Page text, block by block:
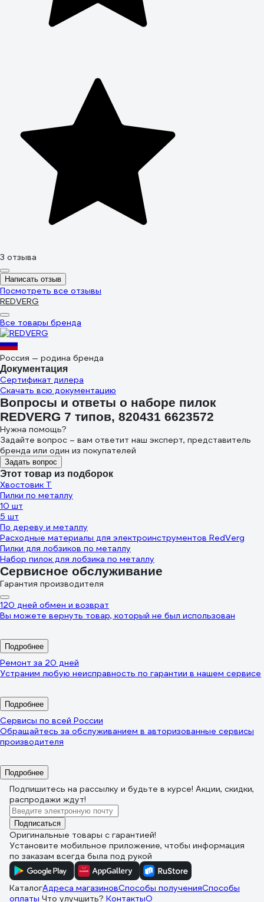
3 отзыва
Написать отзыв
Посмотреть все отзывы
REDVERG
Все товары бренда
Россия — родина бренда
Документация
Сертификат дилера
Скачать всю документацию
Вопросы и ответы о наборе пилок
REDVERG 7 типов, 820431 6623572
Нужна помощь?
Задайте вопрос – вам ответит наш эксперт, представитель
бренда или один из покупателей
Задать вопрос
Этот товар из подборок
Хвостовик Т
Пилки по металлу
10 шт
5 шт
По дереву и металлу
Расходные материалы для электроинструментов RedVerg
Пилки для лобзиков по металлу
Набор пилок для лобзика по металлу
Сервисное обслуживание
Гарантия производителя
120 дней обмен и возврат
Вы можете вернуть товар, который не был использован
Подробнее
Ремонт за 20 дней
Устраним любую неисправность по гарантии в нашем сервисе
Подробнее
Сервисы по всей России
Обращайтесь за обслуживанием в авторизованные сервисы
производителя
Подробнее
Подпишитесь на рассылку и будьте в курсе! Акции, скидки,
распродажи ждут!
Подписаться
Оригинальные товары с гарантией!
Установите мобильное приложение, чтобы информация
по заказам всегда была под рукой
КаталогАдреса магазиновСпособы полученияСпособы
оплаты Что улучшить? КонтактыО